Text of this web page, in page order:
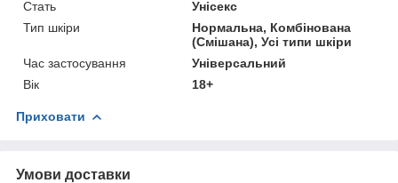
Стать
Унісекс
Тип шкіри
Нормальна, Комбінована
(Смішана), Усі типи шкіри
Час застосування
Універсальний
Вік
18+
Приховати
Умови доставки